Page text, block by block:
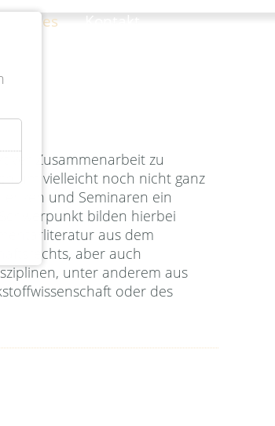
Kontakt
Zusammenarbeit zu
um vielleicht noch nicht ganz
und Seminaren ein
bilden hierbei
aus dem
aber auch
unter anderem aus